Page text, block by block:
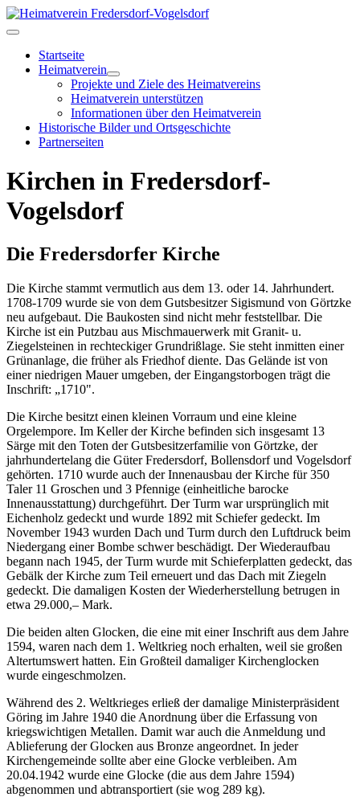
Startseite
Heimatverein
Projekte und Ziele des Heimatvereins
Heimatverein unterstützen
Informationen über den Heimatverein
Historische Bilder und Ortsgeschichte
Partnerseiten
Kirchen in Fredersdorf-
Vogelsdorf
Die Fredersdorfer Kirche
Die Kirche stammt vermutlich aus dem 13. oder 14. Jahrhundert.
1708-1709 wurde sie von dem Gutsbesitzer Sigismund von Görtzke
neu aufgebaut. Die Baukosten sind nicht mehr feststellbar. Die
Kirche ist ein Putzbau aus Mischmauerwerk mit Granit- u.
Ziegelsteinen in rechteckiger Grundrißlage. Sie steht inmitten einer
Grünanlage, die früher als Friedhof diente. Das Gelände ist von
einer niedrigen Mauer umgeben, der Eingangstorbogen trägt die
Inschrift: „1710".
Die Kirche besitzt einen kleinen Vorraum und eine kleine
Orgelempore. Im Keller der Kirche befinden sich insgesamt 13
Särge mit den Toten der Gutsbesitzerfamilie von Görtzke, der
jahrhundertelang die Güter Fredersdorf, Bollensdorf und Vogelsdorf
gehörten. 1710 wurde auch der Innenausbau der Kirche für 350
Taler 11 Groschen und 3 Pfennige (einheitliche barocke
Innenausstattung) durchgeführt. Der Turm war ursprünglich mit
Eichenholz gedeckt und wurde 1892 mit Schiefer gedeckt. Im
November 1943 wurden Dach und Turm durch den Luftdruck beim
Niedergang einer Bombe schwer beschädigt. Der Wiederaufbau
begann nach 1945, der Turm wurde mit Schieferplatten gedeckt, das
Gebälk der Kirche zum Teil erneuert und das Dach mit Ziegeln
gedeckt. Die damaligen Kosten der Wiederherstellung betrugen in
etwa 29.000,– Mark.
Die beiden alten Glocken, die eine mit einer Inschrift aus dem Jahre
1594, waren nach dem 1. Weltkrieg noch erhalten, weil sie großen
Altertumswert hatten. Ein Großteil damaliger Kirchenglocken
wurde eingeschmolzen.
Während des 2. Weltkrieges erließ der damalige Ministerpräsident
Göring im Jahre 1940 die Anordnung über die Erfassung von
kriegswichtigen Metallen. Damit war auch die Anmeldung und
Ablieferung der Glocken aus Bronze angeordnet. In jeder
Kirchengemeinde sollte aber eine Glocke verbleiben. Am
20.04.1942 wurde eine Glocke (die aus dem Jahre 1594)
abgenommen und abtransportiert (sie wog 289 kg).